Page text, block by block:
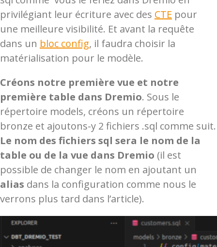
privilégiant leur écriture avec des CTE pour
une meilleure visibilité. Et avant la requête
dans un bloc config, il faudra choisir la
matérialisation pour le modèle.
Créons notre première vue et notre
première table dans Dremio. Sous le
répertoire models, créons un répertoire
bronze et ajoutons-y 2 fichiers .sql comme suit.
Le nom des fichiers sql sera le nom de la
table ou de la vue dans Dremio (il est
possible de changer le nom en ajoutant un
alias dans la configuration comme nous le
verrons plus tard dans l’article).